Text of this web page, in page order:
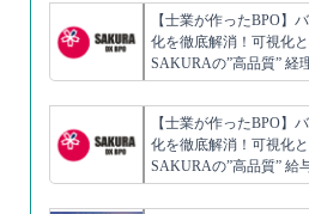
【士業が作ったBPO】
化を徹底解消！可視化
SAKURAの”高品質” 経
【士業が作ったBPO】
化を徹底解消！可視化
SAKURAの”高品質” 給